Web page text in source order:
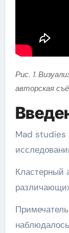
Рис. 1.
авторская
Mad studies
Кластерный